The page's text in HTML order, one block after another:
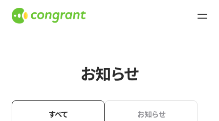
お知らせ
すべて お知らせ